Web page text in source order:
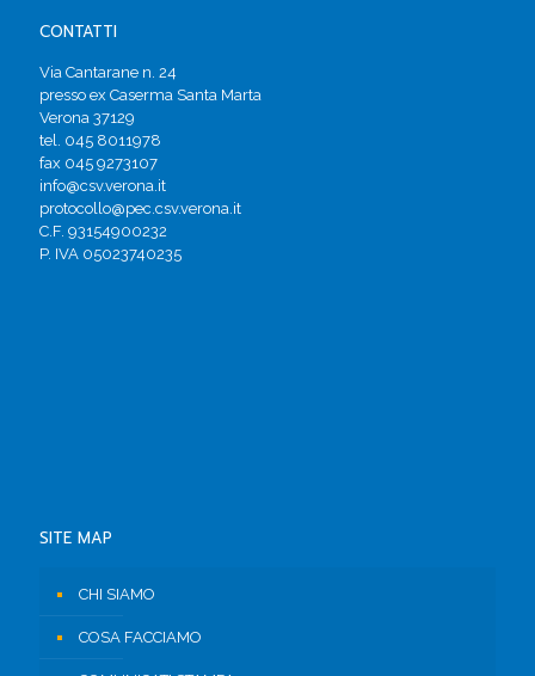
CONTATTI
Via Cantarane n. 24
presso ex Caserma Santa Marta
Verona 37129
tel. 045 8011978
fax 045 9273107
info@csv.verona.it
protocollo@pec.csv.verona.it
C.F. 93154900232
P. IVA 05023740235
SITE MAP
CHI SIAMO
COSA FACCIAMO